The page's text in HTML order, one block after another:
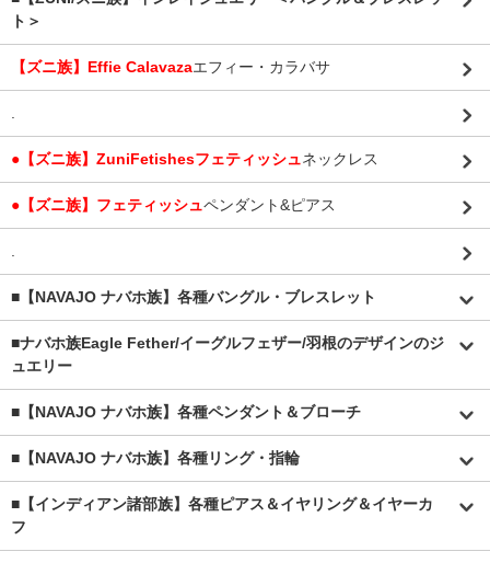
ト＞
【ズニ族】Effie Calavazaエフィー・カラバサ
●【ズニ族】ZuniFetishesフェティッシュネックレス
●【ズニ族】フェティッシュペンダント&ピアス
■【NAVAJO ナバホ族】各種バングル・ブレスレット
■ナバホ族Eagle Fether/イーグルフェザー/羽根のデザインのジ
ュエリー
■【NAVAJO ナバホ族】各種ペンダント＆ブローチ
■【NAVAJO ナバホ族】各種リング・指輪
■【インディアン諸部族】各種ピアス＆イヤリング＆イヤーカ
フ